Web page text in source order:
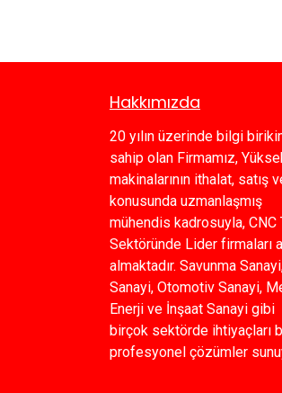
Hakkımızda
20 yılın üzerinde bilgi
sahip olan Firmamız,
makinalarının ithalat, satış
konusunda uzmanlaşmış
mühendis kadrosuyla, CNC
Sektöründe Lider firmaları
almaktadır. Savunma
Sanayi, Otomotiv Sanayi,
Enerji ve İnşaat Sanayi gibi
birçok sektörde ihtiyaçları
profesyonel çözümler